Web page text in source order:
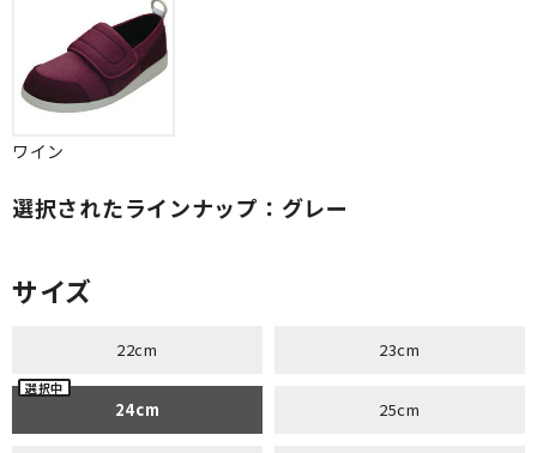
ワイン
選択されたラインナップ：グレー
サイズ
22cm 23cm
24cm 25cm